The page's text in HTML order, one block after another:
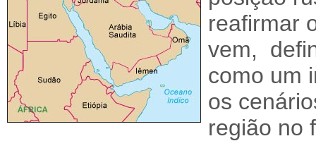
reafirmar
vem,
como um
os
região no